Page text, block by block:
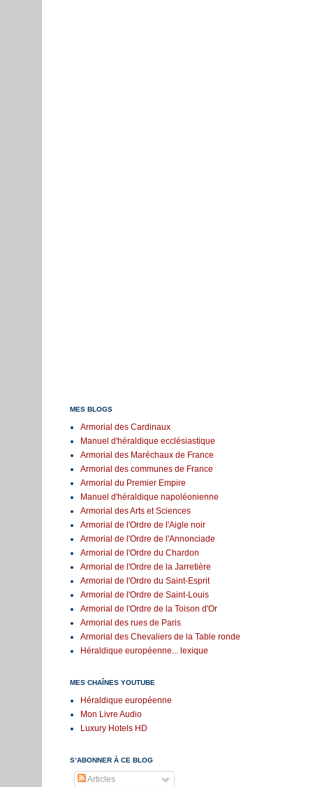
MES BLOGS
Armorial des Cardinaux
Manuel d'héraldique ecclésiastique
Armorial des Maréchaux de France
Armorial des communes de France
Armorial du Premier Empire
Manuel d'héraldique napoléonienne
Armorial des Arts et Sciences
Armorial de l'Ordre de l'Aigle noir
Armorial de l'Ordre de l'Annonciade
Armorial de l'Ordre du Chardon
Armorial de l'Ordre de la Jarretière
Armorial de l'Ordre du Saint-Esprit
Armorial de l'Ordre de Saint-Louis
Armorial de l'Ordre de la Toison d'Or
Armorial des rues de Paris
Armorial des Chevaliers de la Table ronde
Héraldique européenne... lexique
MES CHAÎNES YOUTUBE
Héraldique européenne
Mon Livre Audio
Luxury Hotels HD
S’ABONNER À CE BLOG
Articles